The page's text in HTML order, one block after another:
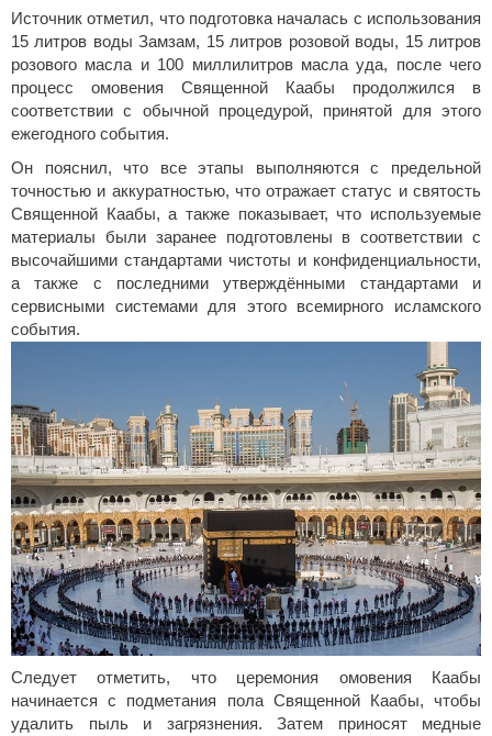
Источник отметил, что подготовка началась с использования
15 литров воды Замзам, 15 литров розовой воды, 15 литров
розового масла и 100 миллилитров масла уда, после чего
процесс омовения Священной Каабы продолжился в
соответствии с обычной процедурой, принятой для этого
ежегодного события.
Он пояснил, что все этапы выполняются с предельной
точностью и аккуратностью, что отражает статус и святость
Священной Каабы, а также показывает, что используемые
материалы были заранее подготовлены в соответствии с
высочайшими стандартами чистоты и конфиденциальности,
а также с последними утверждёнными стандартами и
сервисными системами для этого всемирного исламского
события.
Следует отметить, что церемония омовения Каабы
начинается с подметания пола Священной Каабы, чтобы
удалить пыль и загрязнения. Затем приносят медные